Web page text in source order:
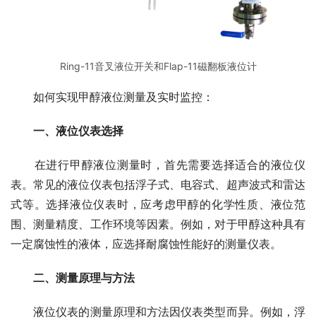
Ring-11音叉液位开关和Flap-11磁翻板液位计
如何实现甲醇液位测量及实时监控：
一、液位仪表选择
在进行甲醇液位测量时，首先需要选择适合的液位仪
表。常见的液位仪表包括浮子式、电容式、超声波式和雷达
式等。选择液位仪表时，应考虑甲醇的化学性质、液位范
围、测量精度、工作环境等因素。例如，对于甲醇这种具有
一定腐蚀性的液体，应选择耐腐蚀性能好的测量仪表。
二、测量原理与方法
液位仪表的测量原理和方法因仪表类型而异。例如，浮